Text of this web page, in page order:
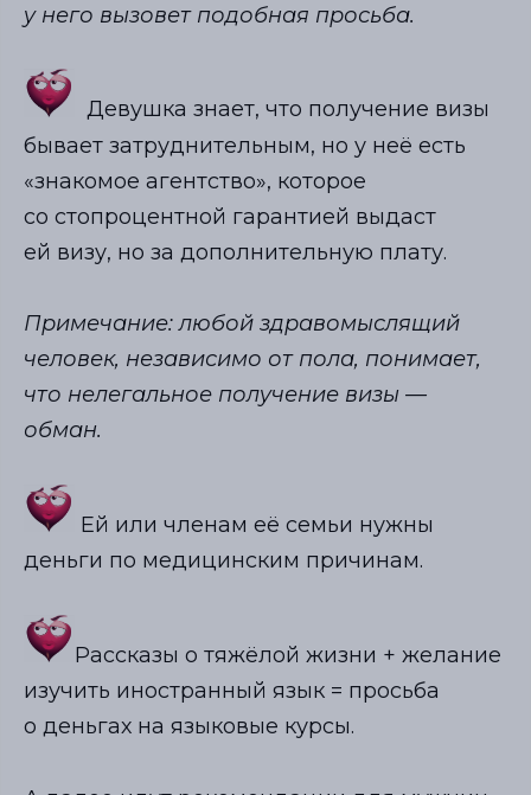
у него вызовет подобная просьба.
Девушка знает, что получение визы
бывает затруднительным, но у неё есть
«знакомое агентство», которое
со стопроцентной гарантией выдаст
ей визу, но за дополнительную плату.
Примечание: любой здравомыслящий
человек, независимо от пола, понимает,
что нелегальное получение визы —
обман.
Ей или членам её семьи нужны
деньги по медицинским причинам.
Рассказы о тяжёлой жизни + желание
изучить иностранный язык = просьба
о деньгах на языковые курсы.